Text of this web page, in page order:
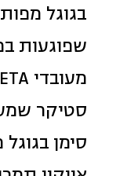
בגוגל
שפוגעות
סטיקר
סימן